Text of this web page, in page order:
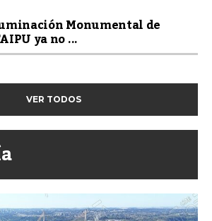
Monumental de
ya no ...
VER TODOS